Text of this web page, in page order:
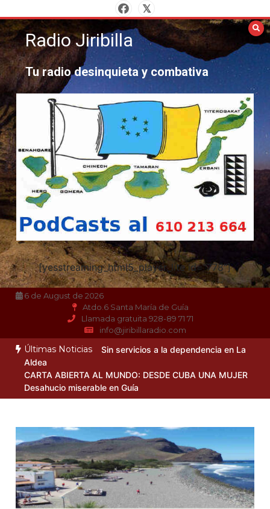
al
contenidoRadio Jiribilla
Tu radio desinquieta y combativa
[yesstreaming_html5_player_lite id="778"]
6 de August de 2026
Atdo.6 Santa María de Guía
Llamada gratuita 928-89 71 71
info@jiribillaradio.com
Últimas Noticias
Sin servicios a la dependencia en La
Aldea
CARTA ABIERTA AL MUNDO: DESDE CUBA UNA MUJER
Desahucio miserable en Guía